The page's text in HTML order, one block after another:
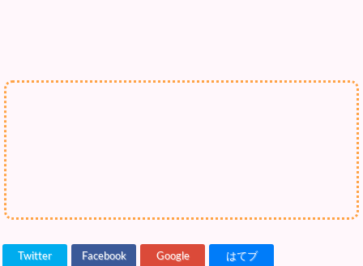
Twitter Facebook Google はてブ